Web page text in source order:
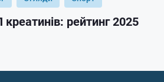
рейтинг 2025